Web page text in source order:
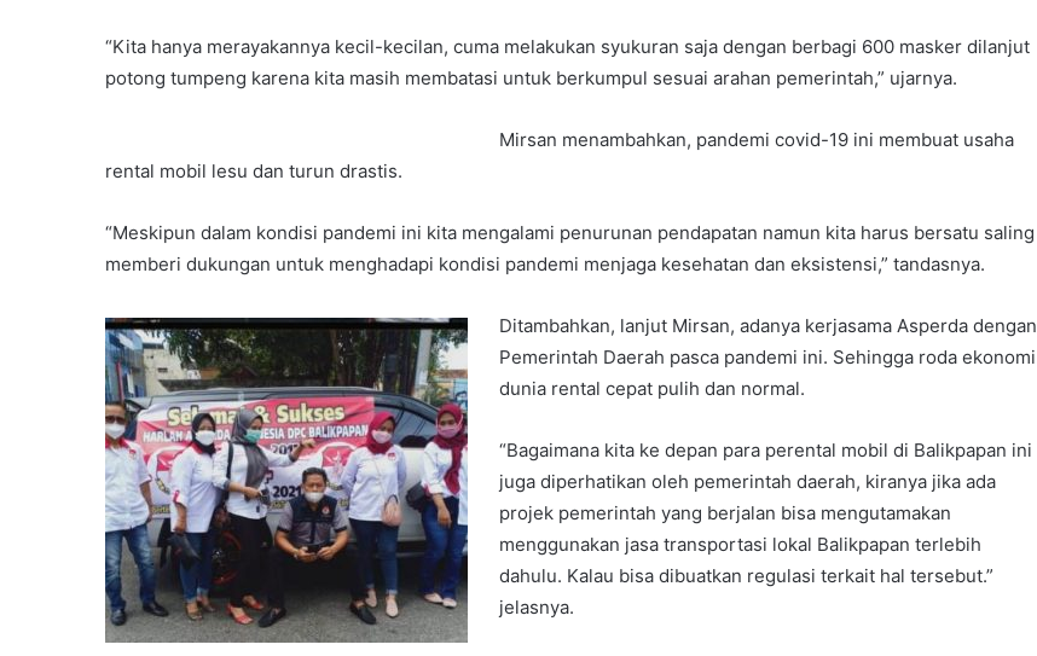
“Kita hanya merayakannya kecil-kecilan, cuma melakukan syukuran saja dengan berbagi 600 masker dilanjut
potong tumpeng karena kita masih membatasi untuk berkumpul sesuai arahan pemerintah,” ujarnya.
Mirsan menambahkan, pandemi covid-19 ini membuat usaha
rental mobil lesu dan turun drastis.
“Meskipun dalam kondisi pandemi ini kita mengalami penurunan pendapatan namun kita harus bersatu saling
memberi dukungan untuk menghadapi kondisi pandemi menjaga kesehatan dan eksistensi,” tandasnya.
Ditambahkan, lanjut Mirsan, adanya kerjasama Asperda dengan
Pemerintah Daerah pasca pandemi ini. Sehingga roda ekonomi
dunia rental cepat pulih dan normal.
“Bagaimana kita ke depan para perental mobil di Balikpapan ini
juga diperhatikan oleh pemerintah daerah, kiranya jika ada
projek pemerintah yang berjalan bisa mengutamakan
menggunakan jasa transportasi lokal Balikpapan terlebih
dahulu. Kalau bisa dibuatkan regulasi terkait hal tersebut.”
jelasnya.